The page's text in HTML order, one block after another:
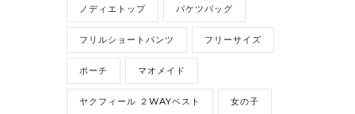
ノディエトップ バケツバッグ
フリルショートパンツ フリーサイズ
ポーチ マオメイド
ヤクフィール ２WAYベスト 女の子